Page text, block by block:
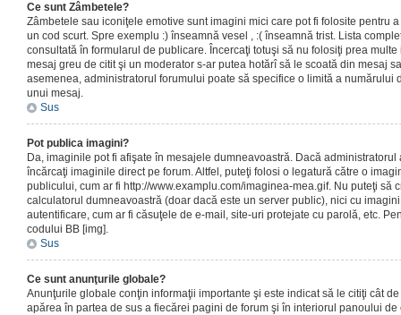
Ce sunt Zâmbetele?
Zâmbetele sau iconiţele emotive sunt imagini mici care pot fi folosite pentru
un cod scurt. Spre exemplu :) înseamnă vesel , :( înseamnă trist. Lista
consultată în formularul de publicare. Încercaţi totuşi să nu folosiţi prea
mesaj greu de citit şi un moderator s-ar putea hotărî să le scoată din mesaj
asemenea, administratorul forumului poate să specifice o limită a numărului
unui mesaj.
Sus
Pot publica imagini?
Da, imaginile pot fi afişate în mesajele dumneavoastră. Dacă
încărcaţi imaginile direct pe forum. Altfel, puteţi folosi o legatură către o
publicului, cum ar fi http://www.examplu.com/imaginea-mea.gif. Nu puteţi să
calculatorul dumneavoastră (doar dacă este un server public), nici cu
autentificare, cum ar fi căsuţele de e-mail, site-uri protejate cu parolă, etc.
codului BB [img].
Sus
Ce sunt anunţurile globale?
Anunţurile globale conţin informaţii importante şi este indicat să le citiţi cât
apărea în partea de sus a fiecărei pagini de forum şi în interiorul panoului